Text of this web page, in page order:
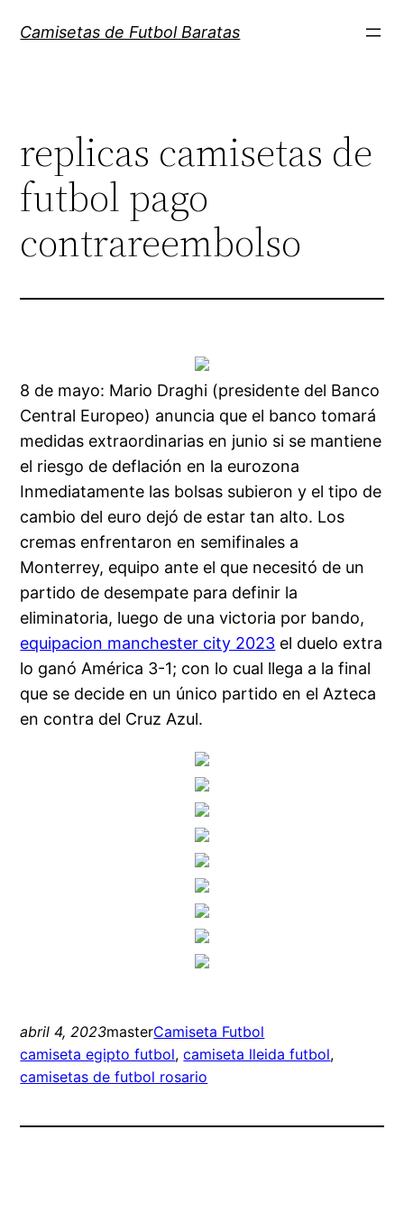
Camisetas de Futbol Baratas
replicas camisetas de
futbol pago
contrareembolso
8 de mayo: Mario Draghi (presidente del Banco
Central Europeo) anuncia que el banco tomará
medidas extraordinarias en junio si se mantiene
el riesgo de deflación en la eurozona
Inmediatamente las bolsas subieron y el tipo de
cambio del euro dejó de estar tan alto. Los
cremas enfrentaron en semifinales a
Monterrey, equipo ante el que necesitó de un
partido de desempate para definir la
eliminatoria, luego de una victoria por bando,
equipacion manchester city 2023 el duelo extra
lo ganó América 3-1; con lo cual llega a la final
que se decide en un único partido en el Azteca
en contra del Cruz Azul.
abril 4, 2023masterCamiseta Futbol
camiseta egipto futbol, camiseta lleida futbol
camisetas de futbol rosario